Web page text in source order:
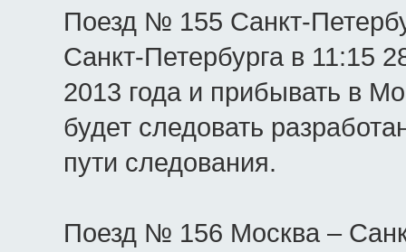
Поезд № 155 Санкт-
Санкт-Петербурга в 11:15
2013 года и прибывать в
будет следовать
пути следования.
Поезд № 156 Москва –